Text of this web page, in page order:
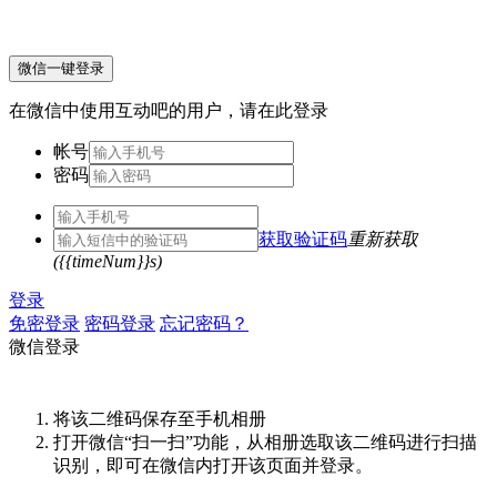
微信一键登录
在微信中使用互动吧的用户，请在此登录
帐号
密码
获取验证码重新获取
({{timeNum}}s)
登录
免密登录 密码登录 忘记密码？
微信登录
将该二维码保存至手机相册
打开微信“扫一扫”功能，从相册选取该二维码进行扫描
识别，即可在微信内打开该页面并登录。